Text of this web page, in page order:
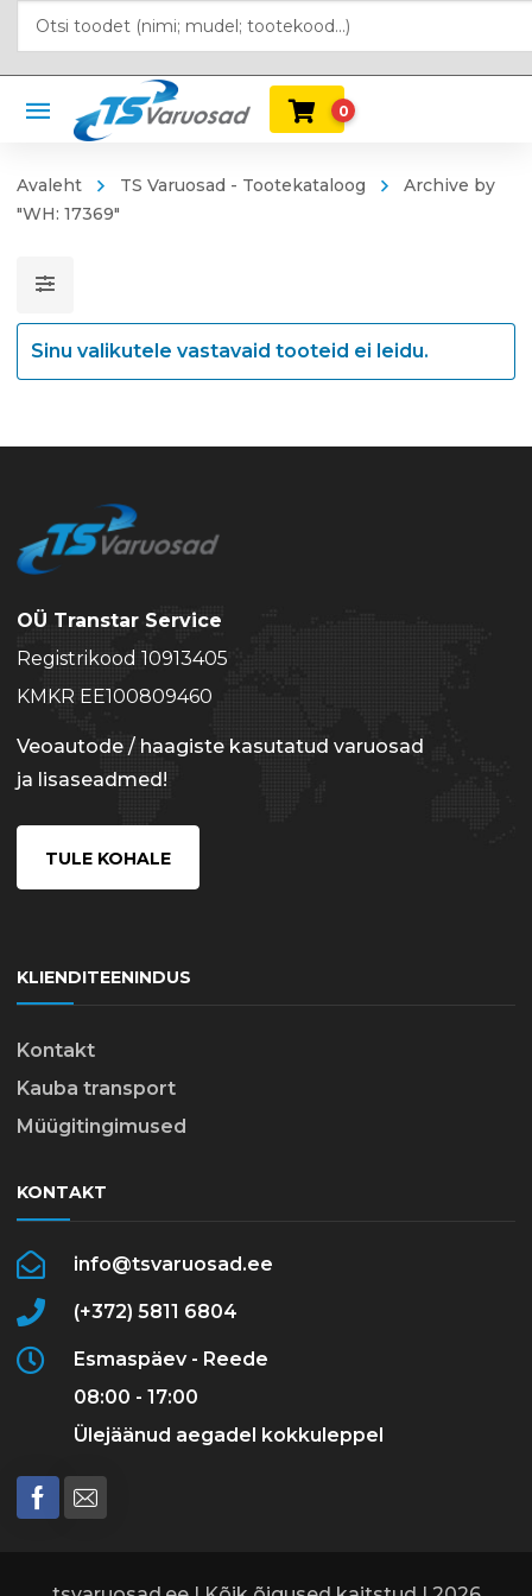
0
Avaleht TS Varuosad - Tootekataloog
Archive by
"WH: 17369"
Sinu valikutele vastavaid tooteid ei leidu.
OÜ Transtar Service
Registrikood 10913405
KMKR EE100809460
Veoautode / haagiste kasutatud varuosad
ja lisaseadmed!
TULE KOHALE
KLIENDITEENINDUS
Kontakt
Kauba transport
Müügitingimused
KONTAKT
info@tsvaruosad.ee
(+372) 5811 6804
Esmaspäev - Reede
08:00 - 17:00
Ülejäänud aegadel kokkuleppel